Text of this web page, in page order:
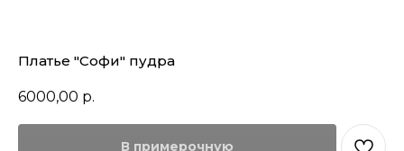
Платье "Софи" пудра
6000,00 р.
В примерочную